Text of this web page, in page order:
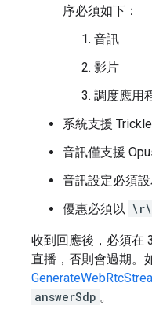
序必須如下：
音訊
影片
調度應用
系統支援
音訊僅支援
音訊設定必須
優惠必須以
收到回應後，必須在
直播，否則會過期。
answerSdp 。